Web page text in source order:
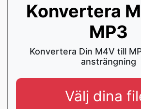
Konvertera
MP3
Konvertera Din M4V till
ansträngning
Välj dina